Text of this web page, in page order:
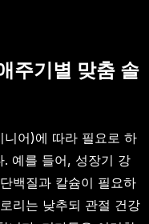
주기별 맞춤 솔
어)에 따라 필요로 하
. 예를 들어, 성장기 강
백질과 칼슘이 필요하
리는 낮추되 관절 건강